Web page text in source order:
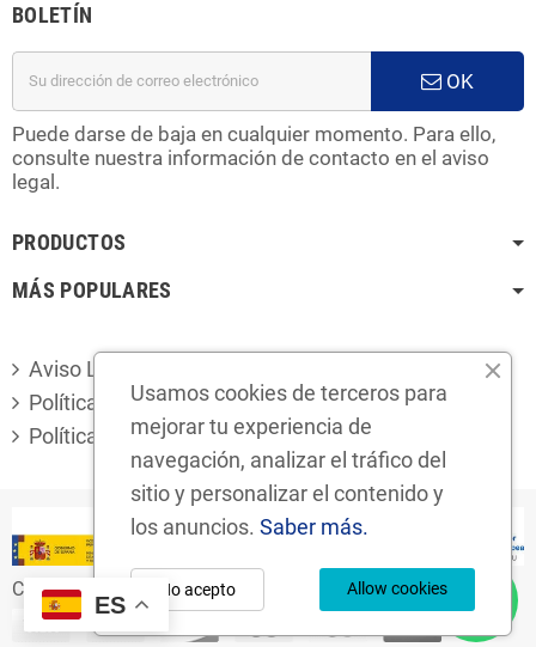
ES
BOLETÍN
OK
Puede darse de baja en cualquier momento. Para ello,
consulte nuestra información de contacto en el aviso
legal.
PRODUCTOS
MÁS POPULARES
Aviso Legal
Política de privacidad
Política de cookies
Copyright © 2024 Desguaces Foro S.L.
Usamos cookies de terceros para
mejorar tu experiencia de
navegación, analizar el tráfico del
sitio y personalizar el contenido y
los anuncios. Saber más.
Allow cookies
No acepto